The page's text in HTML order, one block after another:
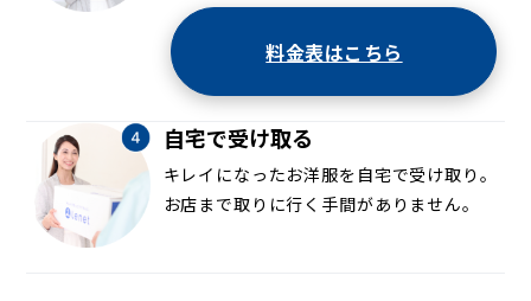
料金表はこちら
自宅で受け取る
キレイになったお洋服を自宅で受け取り。
お店まで取りに行く手間がありません。